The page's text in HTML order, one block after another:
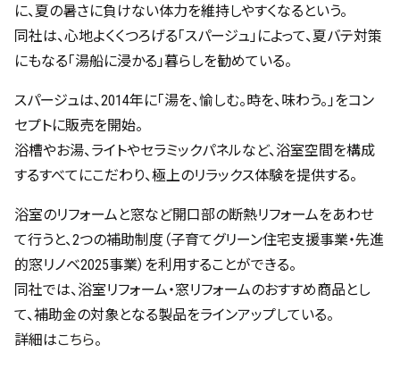
に、夏の暑さに負けない体力を維持しやすくなるという。
同社は、心地よくくつろげる「スパージュ」によって、夏バテ対策
にもなる「湯船に浸かる」暮らしを勧めている。
スパージュは、2014年に「湯を、愉しむ。時を、味わう。」をコン
セプトに販売を開始。
浴槽やお湯、ライトやセラミックパネルなど、浴室空間を構成
するすべてにこだわり、極上のリラックス体験を提供する。
浴室のリフォームと窓など開口部の断熱リフォームをあわせ
て行うと、2つの補助制度（子育てグリーン住宅支援事業・先進
的窓リノベ2025事業）を利用することができる。
同社では、浴室リフォーム・窓リフォームのおすすめ商品とし
て、補助金の対象となる製品をラインアップしている。
詳細はこちら。